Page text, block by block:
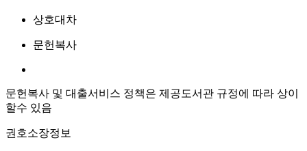
상호대차
문헌복사
문헌복사 및 대출서비스 정책은 제공도서관 규정에 따라 상이
할수 있음
권호소장정보